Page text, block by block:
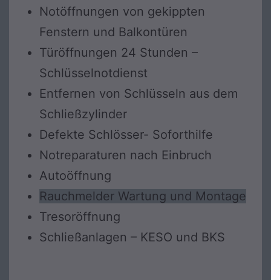
Notöffnungen von gekippten
Fenstern und Balkontüren
Türöffnungen 24 Stunden –
Schlüsselnotdienst
Entfernen von Schlüsseln aus dem
Schließzylinder
Defekte Schlösser- Soforthilfe
Notreparaturen nach Einbruch
Autoöffnung
Rauchmelder Wartung und Montage
Tresoröffnung
Schließanlagen – KESO und BKS